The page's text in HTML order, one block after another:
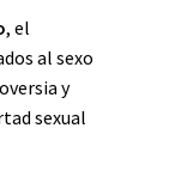
, el
al sexo
y
sexual